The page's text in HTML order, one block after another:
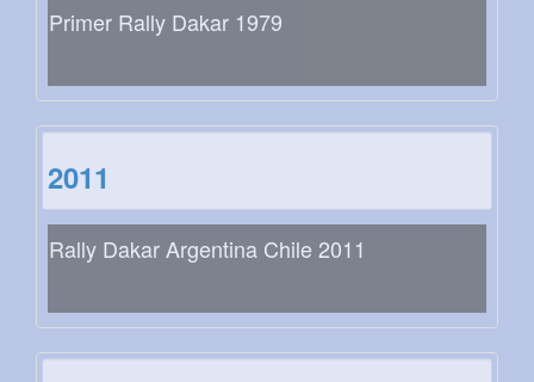
Primer Rally Dakar 1979
2011
Rally Dakar Argentina Chile 2011